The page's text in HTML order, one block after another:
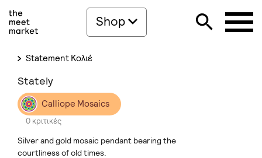
Shop
Statement Κολιέ
Stately
Calliope Mosaics
0 κριτικές
Silver and gold mosaic pendant bearing the
courtliness of old times.